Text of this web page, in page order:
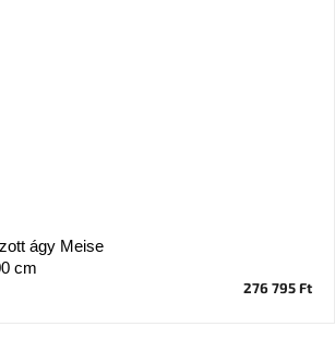
ágy Meise
cm
276 795 Ft